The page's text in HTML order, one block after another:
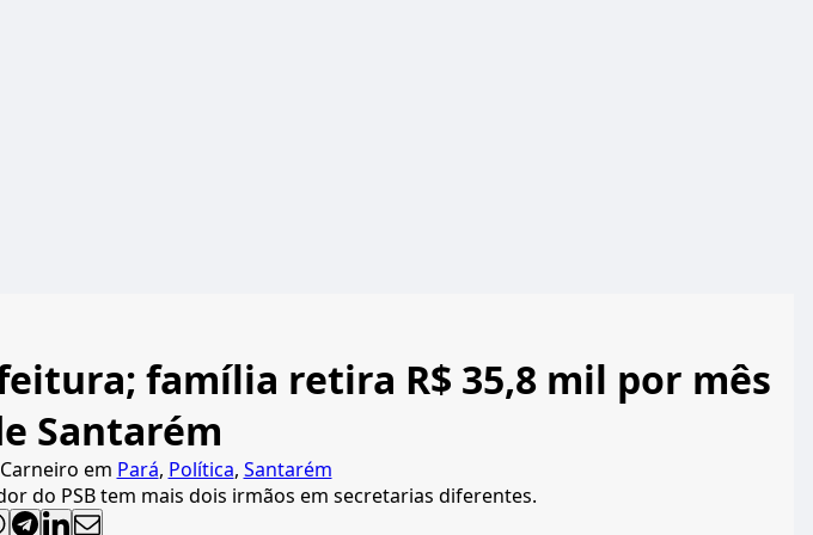
família retira R$ 35,8 mil por mês
Santarém
em Pará, Política, Santarém
do PSB tem mais dois irmãos em secretarias diferentes.